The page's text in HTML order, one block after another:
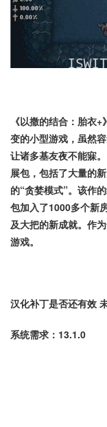
《以撒的结合：胎衣
变的小型游戏，虽然
让诸多基友夜不能寐
展包，包括了大量的
的“贪婪模式”。该作
包加入了1000多个新
及大把的新成就。作
游戏。
汉化补丁是否还有效
系统需求：13.1.0